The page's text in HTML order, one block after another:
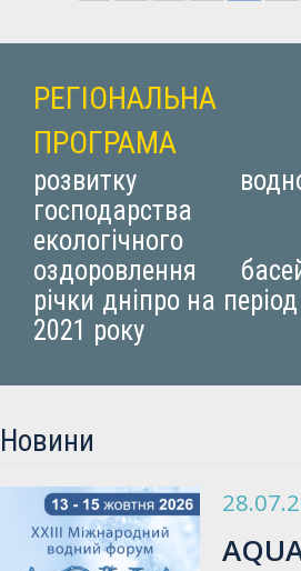
РЕГІОНАЛЬНА
ПРОГРАМА
розвитку
господарства
екологічного
оздоровлення
річки дніпро на
2021 року
Новини